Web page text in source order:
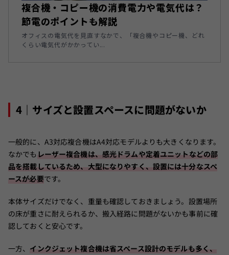
複合機・コピー機の消費電力や電気代は？
節電のポイントも解説
オフィスの電気代を見直すなかで、「複合機やコピー機、どれ
くらい電気代がかかってい...
4｜サイズと設置スペースに問題がないか
一般的に、A3対応複合機はA4対応モデルよりも大きくなります。
なかでも レーザー複合機は、感光ドラムや定着ユニットなどの部
品を搭載しているため、大型になりやすく、設置には十分なスペ
ースが必要です。
本体サイズだけでなく、重量も確認しておきましょう。設置場所
の床が重さに耐えられるか、搬入経路に問題がないかも事前に確
認しておくと安心です。
一方、 インクジェット複合機は省スペース設計のモデルも多く、